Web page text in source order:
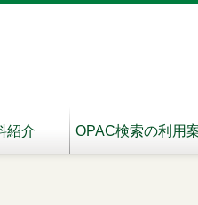
紹介 OPAC検索の利用